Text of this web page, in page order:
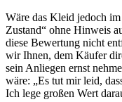
Wäre das Kleid jedoch
Zustand“ ohne Hinweis
diese Bewertung nicht
wir Ihnen, dem Käufer
sein Anliegen ernst
wäre: „Es tut mir leid,
Ich lege großen Wert